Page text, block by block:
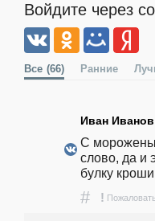
Войдите через
Все (66) Ранние
Иван Иванов
С
слово, да и
булку
# !